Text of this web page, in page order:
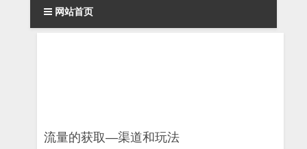
网站首页
流量的获取—渠道和玩法